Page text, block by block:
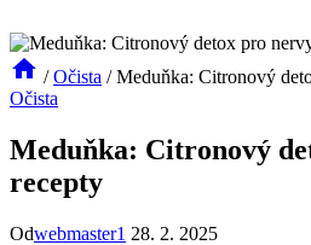
/ Očista / Meduňka: Citronový
Očista
Meduňka: Citronový
recepty
Odwebmaster1 28. 2. 2025